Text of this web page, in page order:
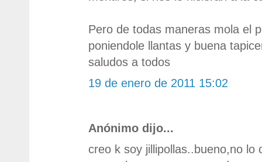
Pero de todas maneras mola el
poniendole llantas y buena
saludos a todos
19 de enero de 2011 15:02
Anónimo dijo...
creo k soy jillipollas..bueno,no lo